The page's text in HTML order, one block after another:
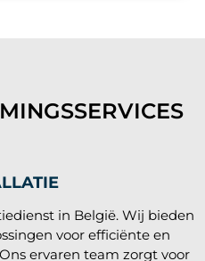
in België. Wij bieden
voor efficiënte en
ervaren team zorgt voor